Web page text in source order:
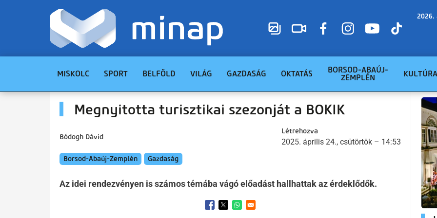
2026.
MISKOLC SPORT BELFÖLD VILÁG GAZDASÁG OKTATÁS
BORSOD-ABAÚJ-
ZEMPLÉN
KULTÚRA
Megnyitotta turisztikai szezonját a BOKIK
Bódogh Dávid
Létrehozva
2025. április 24., csütörtök – 14:53
Borsod-Abaúj-Zemplén Gazdaság
Az idei rendezvényen is számos témába vágó előadást hallhattak az érdeklődők.
Opens in a new window
Opens in a new window
Opens in a new window